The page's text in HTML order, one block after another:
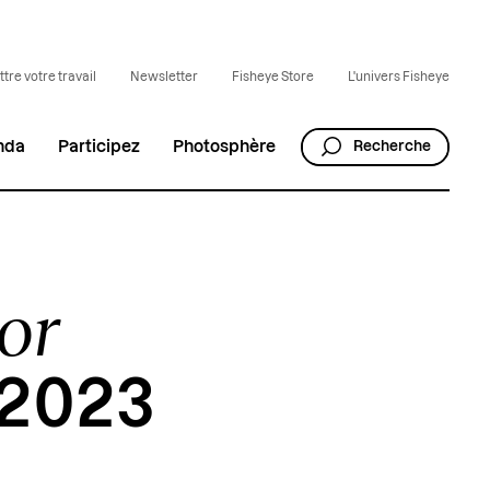
votre travail Newsletter Fisheye Store L'univers Fisheye
Participez Photosphère Recherche